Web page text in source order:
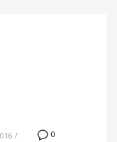
0
/